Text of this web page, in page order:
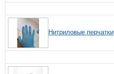
Нитриловые перчатки